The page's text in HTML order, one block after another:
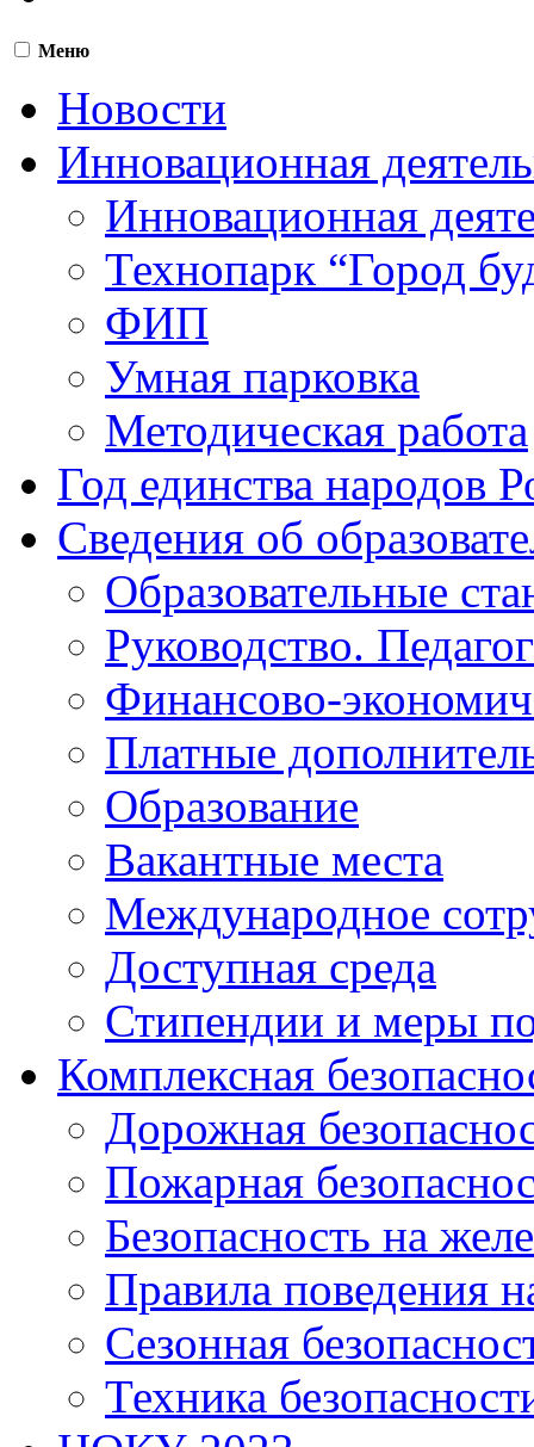
Меню
Новости
Инновационная
Инновационная
Технопарк “Город
ФИП
Умная парковка
Методическая работа
Год единства народов
Сведения об
Образовательные
Руководство.
Финансово-
Платные
Образование
Вакантные места
Международное
Доступная среда
Стипендии и меры
Комплексная
Дорожная
Пожарная
Безопасность на
Правила поведения
Сезонная
Техника